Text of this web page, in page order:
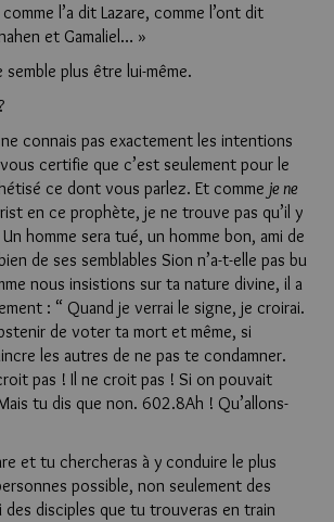
l’a dit Lazare, comme l’ont dit
et Gamaliel… »
plus être lui-même.
connais pas exactement les intentions
certifie que c’est seulement pour le
ce dont vous parlez. Et comme je ne
en ce prophète, je ne trouve pas qu’il y
homme sera tué, un homme bon, ami de
de ses semblables Sion n’a-t-elle pas bu
nous insistions sur ta nature divine, il a
: “ Quand je verrai le signe, je croirai.
de voter ta mort et même, si
les autres de ne pas te condamner.
pas ! Il ne croit pas ! Si on pouvait
tu dis que non. 602.8Ah ! Qu’allons-
et tu chercheras à y conduire le plus
possible, non seulement des
des disciples que tu trouveras en train